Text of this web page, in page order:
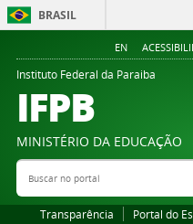
BRASIL
EN
Instituto Federal da Paraiba
IFPB
MINISTÉRIO DA EDUCAÇÃO
Buscar no portal
Transparência Portal do